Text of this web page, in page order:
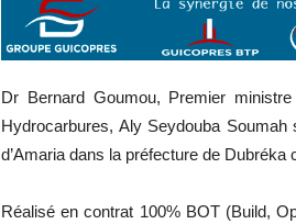
Dr Bernard Goumou, Premier
Hydrocarbures, Aly Seydouba Soumah
d’Amaria dans la préfecture de Dubréka
Réalisé en contrat 100% BOT (Build,